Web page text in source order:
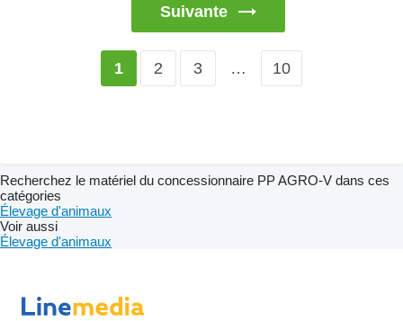
Suivante
1 2 3 … 10
Recherchez le matériel du concessionnaire PP AGRO-V dans ces
catégories
Élevage d'animaux
Voir aussi
Élevage d'animaux